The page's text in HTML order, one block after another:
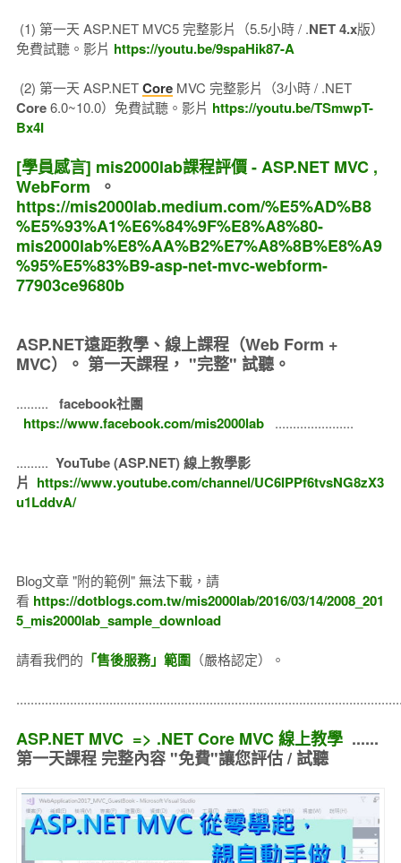
(1) 第一天 ASP.NET MVC5 完整影片（5.5小時 / .NET 4.x版）
免費試聽。影片 https://youtu.be/9spaHik87-A
(2) 第一天 ASP.NETCoreMVC 完整影片（3小時 / .NET
Core6.0~10.0）免費試聽。影片 https://youtu.be/TSmwpT-
Bx4I
[學員感言] mis2000lab課程評價 - ASP.NET MVC ,
WebForm 。
https://mis2000lab.medium.com/%E5%AD%B8
%E5%93%A1%E6%84%9F%E8%A8%80-
mis2000lab%E8%AA%B2%E7%A8%8B%E8%A9
%95%E5%83%B9-asp-net-mvc-webform-
77903ce9680b
ASP.NET遠距教學、線上課程（Web Form +
MVC）。 第一天課程， "完整" 試聽。
.........
facebook社團
https://www.facebook.com/mis2000lab
......................
......... YouTube (ASP.NET) 線上教學影
片 https://www.youtube.com/channel/UC6IPPf6tvsNG8zX3
u1LddvA/
Blog文章 "附的範例" 無法下載，請
看 https://dotblogs.com.tw/mis2000lab/2016/03/14/2008_201
5_mis2000lab_sample_download
請看我們的 「售後服務」範圍（嚴格認定）。
ASP.NET MVC => .NET Core MVC 線上教學......
第一天課程 完整內容 "免費"讓您評估 / 試聽